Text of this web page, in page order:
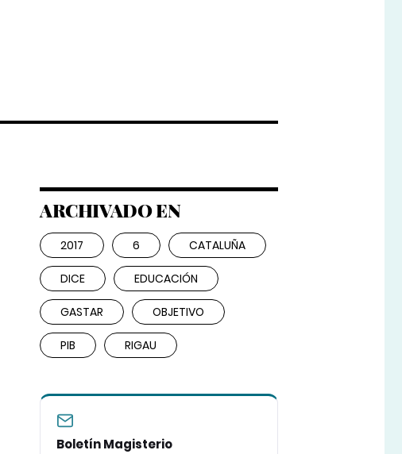
ARCHIVADO EN
2017 6 CATALUÑA
DICE EDUCACIÓN
GASTAR OBJETIVO
PIB RIGAU
Boletín Magisterio